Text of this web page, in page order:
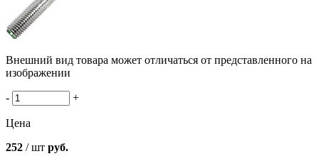
Внешний вид товара может отличаться от представленного на
изображении
- +
Цена
252 / шт руб.